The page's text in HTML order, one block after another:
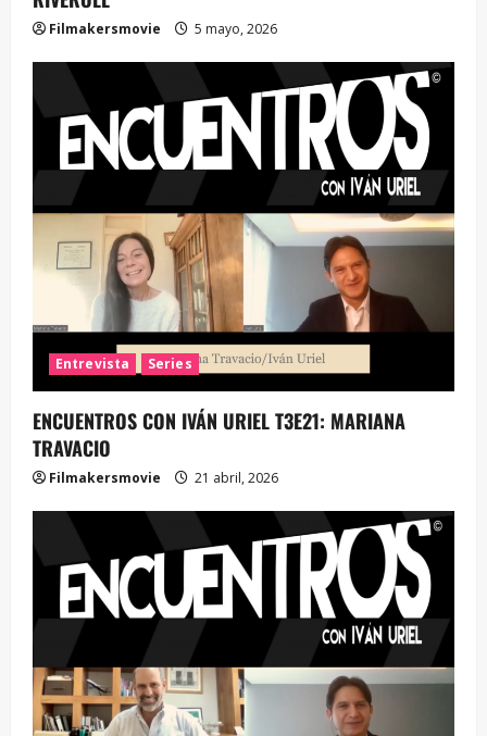
Filmakersmovie 5 mayo, 2026
Entrevista Series
ENCUENTROS CON IVÁN URIEL T3E21: MARIANA
TRAVACIO
Filmakersmovie 21 abril, 2026